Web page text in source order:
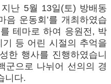
난 5월 13일(토) 방배동
음 운동회’를 개최하였습
테마로 하여 응원전, 박
등 어린 시절의 추억을
한 행사를 진행하였습니
군으로 나뉘어 선의의 경
니다.